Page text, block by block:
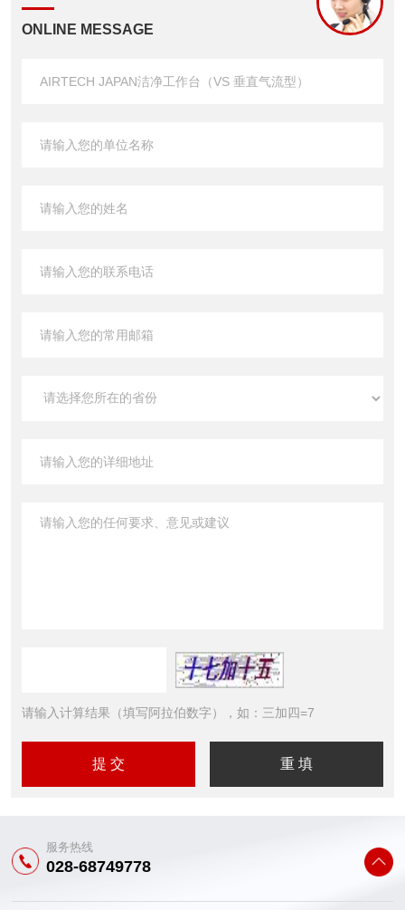
ONLINE MESSAGE
请输入计算结果（填写阿拉伯数字），如：三加四=7
服务热线
028-68749778